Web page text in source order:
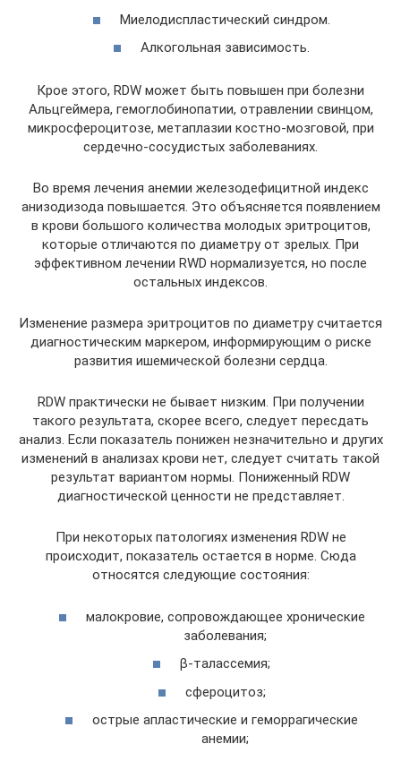
Миелодиспластический синдром.
Алкогольная зависимость.
Крое этого, RDW может быть повышен при болезни
Альцгеймера, гемоглобинопатии, отравлении свинцом,
микросфероцитозе, метаплазии костно-мозговой, при
сердечно-сосудистых заболеваниях.
Во время лечения анемии железодефицитной индекс
анизодизода повышается. Это объясняется появлением
в крови большого количества молодых эритроцитов,
которые отличаются по диаметру от зрелых. При
эффективном лечении RWD нормализуется, но после
остальных индексов.
Изменение размера эритроцитов по диаметру считается
диагностическим маркером, информирующим о риске
развития ишемической болезни сердца.
RDW практически не бывает низким. При получении
такого результата, скорее всего, следует пересдать
анализ. Если показатель понижен незначительно и других
изменений в анализах крови нет, следует считать такой
результат вариантом нормы. Пониженный RDW
диагностической ценности не представляет.
При некоторых патологиях изменения RDW не
происходит, показатель остается в норме. Сюда
относятся следующие состояния:
малокровие, сопровождающее хронические
заболевания;
β-талассемия;
сфероцитоз;
острые апластические и геморрагические
анемии;